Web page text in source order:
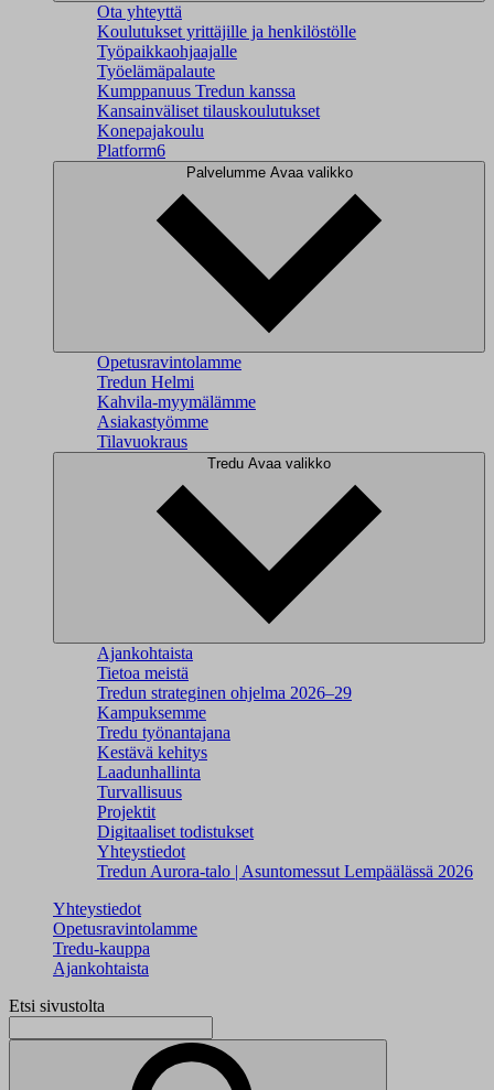
Ota yhteyttä
Koulutukset yrittäjille ja henkilöstölle
Työpaikkaohjaajalle
Työelämäpalaute
Kumppanuus Tredun kanssa
Kansainväliset tilauskoulutukset
Konepajakoulu
Platform6
Palvelumme Avaa valikko
Opetusravintolamme
Tredun Helmi
Kahvila-myymälämme
Asiakastyömme
Tilavuokraus
Tredu Avaa valikko
Ajankohtaista
Tietoa meistä
Tredun strateginen ohjelma 2026–29
Kampuksemme
Tredu työnantajana
Kestävä kehitys
Laadunhallinta
Turvallisuus
Projektit
Digitaaliset todistukset
Yhteystiedot
Tredun Aurora-talo | Asuntomessut Lempäälässä 2026
Yhteystiedot
Opetusravintolamme
Tredu-kauppa
Ajankohtaista
Etsi sivustolta